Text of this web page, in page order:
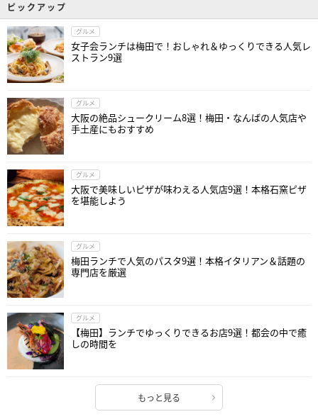
ピックアップ
グルメ
女子会ランチは梅田で！おしゃれ＆ゆっくりできる人気レ
ストラン9選
グルメ
大阪の絶品シュークリーム8選！梅田・なんばの人気店や
手土産にもおすすめ
グルメ
大阪で美味しいピザが味わえる人気店9選！本格石窯ピザ
を堪能しよう
グルメ
梅田ランチで人気のパスタ9選！本格イタリアン＆話題の
専門店を厳選
グルメ
【梅田】ランチでゆっくりできるお店9選！都会の中で癒
しの時間を
もっと見る